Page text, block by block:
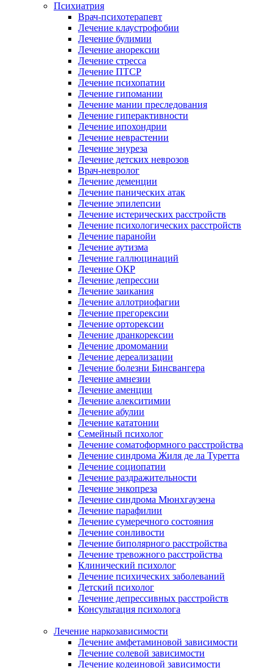
Психиатрия
Врач-психотерапевт
Лечение клаустрофобии
Лечение булимии
Лечение анорексии
Лечение стресса
Лечение ПТСР
Лечение психопатии
Лечение гипомании
Лечение мании преследования
Лечение гиперактивности
Лечение ипохондрии
Лечение неврастении
Лечение энуреза
Лечение детских неврозов
Врач-невролог
Лечение деменции
Лечение панических атак
Лечение эпилепсии
Лечение истерических расстройств
Лечение психологических расстройств
Лечение паранойи
Лечение аутизма
Лечение галлюцинаций
Лечение ОКР
Лечение депрессии
Лечение заикания
Лечение аллотриофагии
Лечение прегорексии
Лечение орторексии
Лечение дранкорексии
Лечение дромомании
Лечение дереализации
Лечение болезни Бинсвангера
Лечение амнезии
Лечение аменции
Лечение алекситимии
Лечение абулии
Лечение кататонии
Семейный психолог
Лечение соматоформного расстройства
Лечение синдрома Жиля де ла Туретта
Лечение социопатии
Лечение раздражительности
Лечение энкопреза
Лечение синдрома Мюнхгаузена
Лечение парафилии
Лечение сумеречного состояния
Лечение сонливости
Лечение биполярного расстройства
Лечение тревожного расстройства
Клинический психолог
Лечение психических заболеваний
Детский психолог
Лечение депрессивных расстройств
Консультация психолога
Лечение наркозависимости
Лечение амфетаминовой зависимости
Лечение солевой зависимости
Лечение кодеиновой зависимости